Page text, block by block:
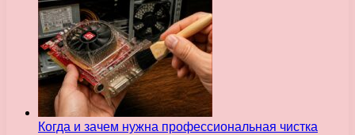
Когда и зачем нужна профессиональная чистка